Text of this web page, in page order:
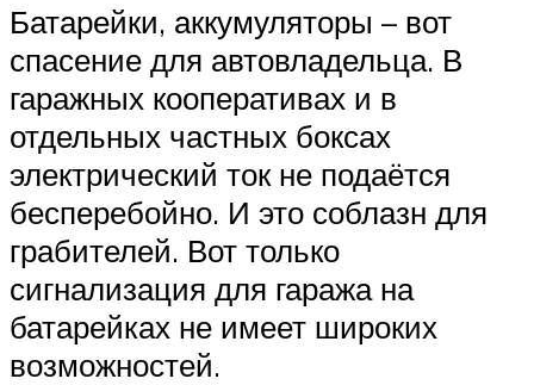
Батарейки, аккумуляторы – вот
спасение для автовладельца. В
гаражных кооперативах и в
отдельных частных боксах
электрический ток не подаётся
бесперебойно. И это соблазн для
грабителей. Вот только
сигнализация для гаража на
батарейках не имеет широких
возможностей.